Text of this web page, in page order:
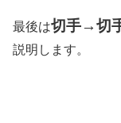
最後は切手→切
説明します。